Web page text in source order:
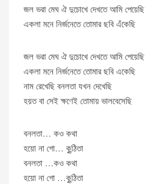
জল ভরা মেঘ ঐ দুচোখে দেখতে আমি পেয়েছি
একলা মনে নির্জনেতে তোমার ছবি এঁকেছি
জল ভরা মেঘ ঐ দুচোখে দেখতে আমি পেয়েছি
একলা মনে নির্জনেতে তোমার ছবি একেছি
নাম রেখেছি বনলতা যখন দেখেছি
হয়ত বা সেই ক্ষণেই তোমায় ভালবেসেছি
বনলতা… কও কথা
হয়ো না গো… কুন্ঠিতা
বনলতা …কও কথা
হয়ো না গো …কুন্ঠিতা